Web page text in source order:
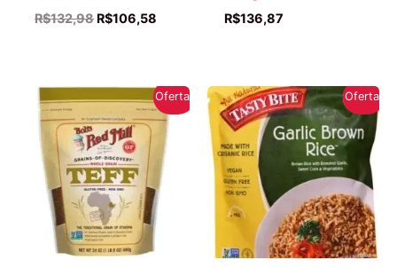
R$132,98 O
R$106,58 R$136,87
Oferta! Oferta!